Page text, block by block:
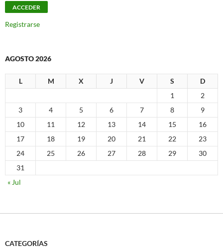
Registrarse
AGOSTO 2026
L M X J V S
D
1
2
3
4 5 6 7 8
9
10
11 12 13 14 15
16
17
18 19 20 21 22
23
24
25 26 27 28 29
30
31
« Jul
CATEGORÍAS